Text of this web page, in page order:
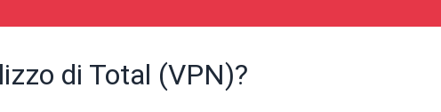
di Total (VPN)?